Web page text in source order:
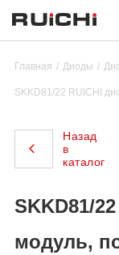
Главная Диоды
SKKD81/22 RUICHI
Назад
в
каталог
SKKD81/
модуль,